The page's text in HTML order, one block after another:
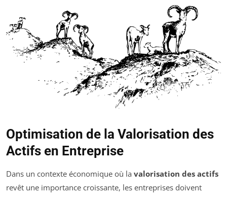
Optimisation de la Valorisation des
Actifs en Entreprise
Dans un contexte économique où la valorisation des actifs
revêt une importance croissante, les entreprises doivent